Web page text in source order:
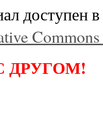
доступен в
ДРУГОМ!